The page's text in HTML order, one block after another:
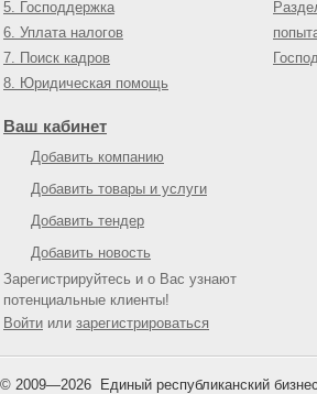
5. Господдержка
6. Уплата налогов
7. Поиск кадров
8. Юридическая помощь
Ваш кабинет
Добавить компанию
Добавить товары и услуги
Добавить тендер
Добавить новость
Зарегистрируйтесь и о Вас узнают
потенциальные клиенты!
Войти или зарегистрироваться
© 2009—2026 Единый республиканский